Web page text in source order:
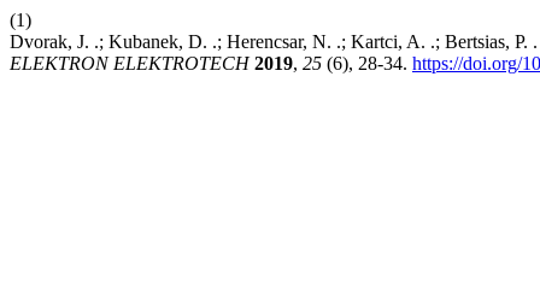
(1)
Dvorak, J. .; Kubanek, D. .; Herencsar, N. .; Kartci, A. .; Bertsias,
ELEKTRON ELEKTROTECH 2019, 25 (6), 28-34. https://doi.org/